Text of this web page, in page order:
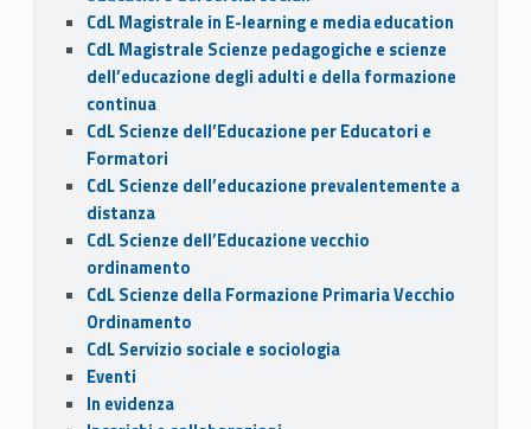
CdL Magistrale in E-learning e media education
CdL Magistrale Scienze pedagogiche e scienze
dell’educazione degli adulti e della formazione
continua
CdL Scienze dell’Educazione per Educatori e
Formatori
CdL Scienze dell’educazione prevalentemente a
distanza
CdL Scienze dell’Educazione vecchio
ordinamento
CdL Scienze della Formazione Primaria Vecchio
Ordinamento
CdL Servizio sociale e sociologia
Eventi
In evidenza